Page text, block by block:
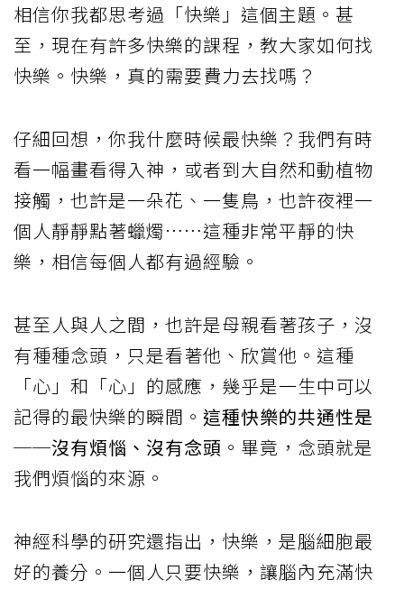
相信你我都思考過「快樂」這個主題。甚
至，現在有許多快樂的課程，教大家如何找
快樂。快樂，真的需要費力去找嗎？
仔細回想，你我什麼時候最快樂？我們有時
看一幅畫看得入神，或者到大自然和動植物
接觸，也許是一朵花、一隻鳥，也許夜裡一
個人靜靜點著蠟燭……這種非常平靜的快
樂，相信每個人都有過經驗。
甚至人與人之間，也許是母親看著孩子，沒
有種種念頭，只是看著他、欣賞他。這種
「心」和「心」的感應，幾乎是一生中可以
記得的最快樂的瞬間。 這種快樂的共通性是
──沒有煩惱、沒有念頭 。畢竟，念頭就是
我們煩惱的來源。
神經科學的研究還指出，快樂，是腦細胞最
好的養分。一個人只要快樂，讓腦內充滿快